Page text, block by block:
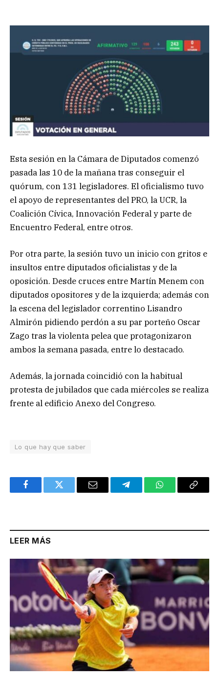
Esta sesión en la Cámara de Diputados comenzó
pasada las 10 de la mañana tras conseguir el
quórum, con 131 legisladores. El oficialismo tuvo
el apoyo de representantes del PRO, la UCR, la
Coalición Cívica, Innovación Federal y parte de
Encuentro Federal, entre otros.
Por otra parte, la sesión tuvo un inicio con gritos e
insultos entre diputados oficialistas y de la
oposición. Desde cruces entre Martín Menem con
diputados opositores y de la izquierda; además con
la escena del legislador correntino Lisandro
Almirón pidiendo perdón a su par porteño Oscar
Zago tras la violenta pelea que protagonizaron
ambos la semana pasada, entre lo destacado.
Además, la jornada coincidió con la habitual
protesta de jubilados que cada miércoles se realiza
frente al edificio Anexo del Congreso.
Lo que hay que saber
FacebookTwitter Email TelegramWhatsAppCopy
LEER MÁS